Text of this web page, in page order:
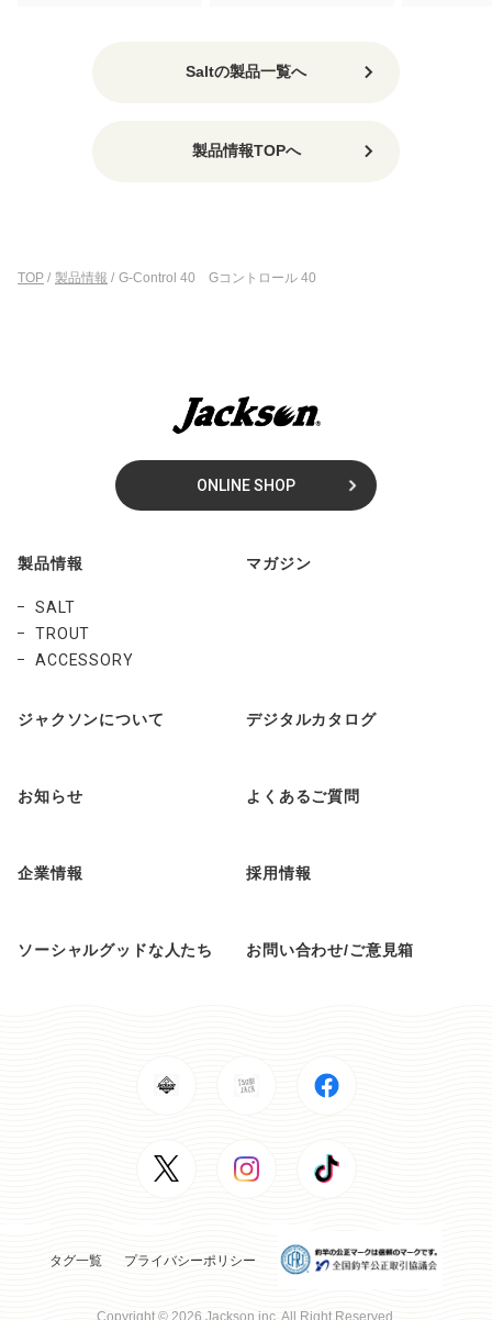
Saltの製品一覧へ
製品情報TOPへ
TOP / 製品情報 / G-Control 40 Gコントロール 40
ONLINE SHOP
製品情報
SALT
TROUT
ACCESSORY
マガジン
ジャクソンについて デジタルカタログ
お知らせ よくあるご質問
企業情報 採用情報
ソーシャルグッドな人たち お問い合わせ/ご意見箱
タグ一覧 プライバシーポリシー
Copyright © 2026 Jackson inc. All Right Reserved.